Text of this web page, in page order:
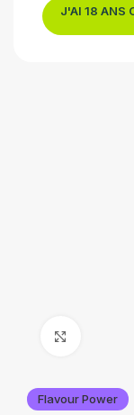
J'AI 18 ANS
Flavour Power